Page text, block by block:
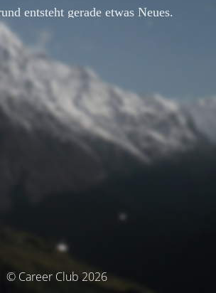
entsteht gerade etwas Neues.
© Career Club 2026